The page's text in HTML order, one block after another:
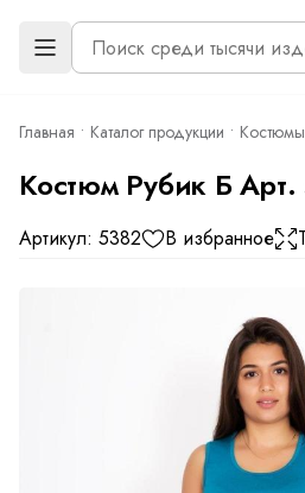
Главная Каталог продукции Костюмы
Костюм Рубик Б
Артикул: 5382 В избранное